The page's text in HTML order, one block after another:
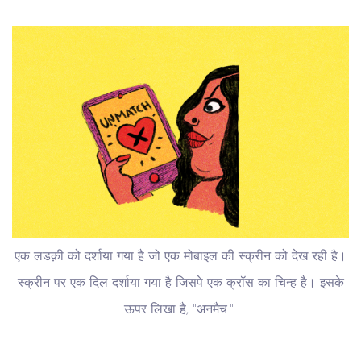
एक लडक़ी को दर्शाया गया है जो एक मोबाइल की स्क्रीन को देख रही है।
स्क्रीन पर एक दिल दर्शाया गया है जिसपे एक क्रॉस का चिन्ह है। इसके
ऊपर लिखा है, "अनमैच."